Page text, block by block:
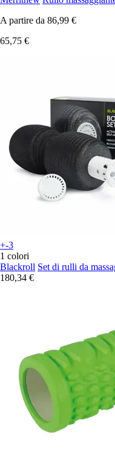
A partire da 86,99 €
65,75 €
+-3
1 colori
Blackroll Set di rulli da
180,34 €